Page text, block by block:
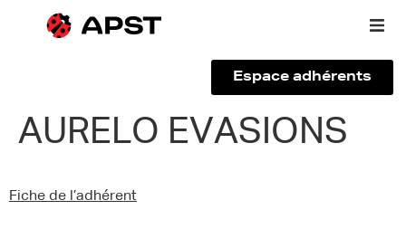
Qui sommes-nous ?
Espace adhérents
AURELO EVASIONS
Fiche de l’adhérent